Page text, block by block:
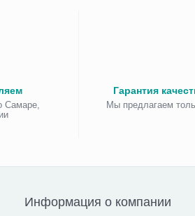
Самаре,
Гарантия
Мы предлагаем
Информация о компании